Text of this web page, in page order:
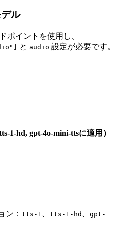
ル
ポイントを使用し、
と audio 設定が必要です。
1-hd, gpt-4o-mini-ttsに適用）
ン： tts-1 tts-1-hd
gpt-